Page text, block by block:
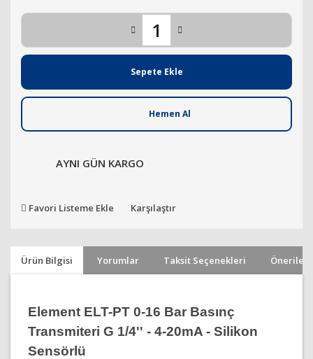
Sepete Ekle
Hemen Al
AYNI GÜN KARGO
Favori Listeme Ekle Karşılaştır
Ürün Bilgisi Yorumlar Taksit Seçenekleri
Element ELT-PT 0-16 Bar Basınç
Transmiteri G 1/4'' - 4-20mA - Silikon
Sensörlü